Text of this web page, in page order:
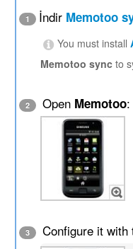
1 İndir Memotoo
You must install
Memotoo sync to
2 Open Memotoo:
3 Configure it